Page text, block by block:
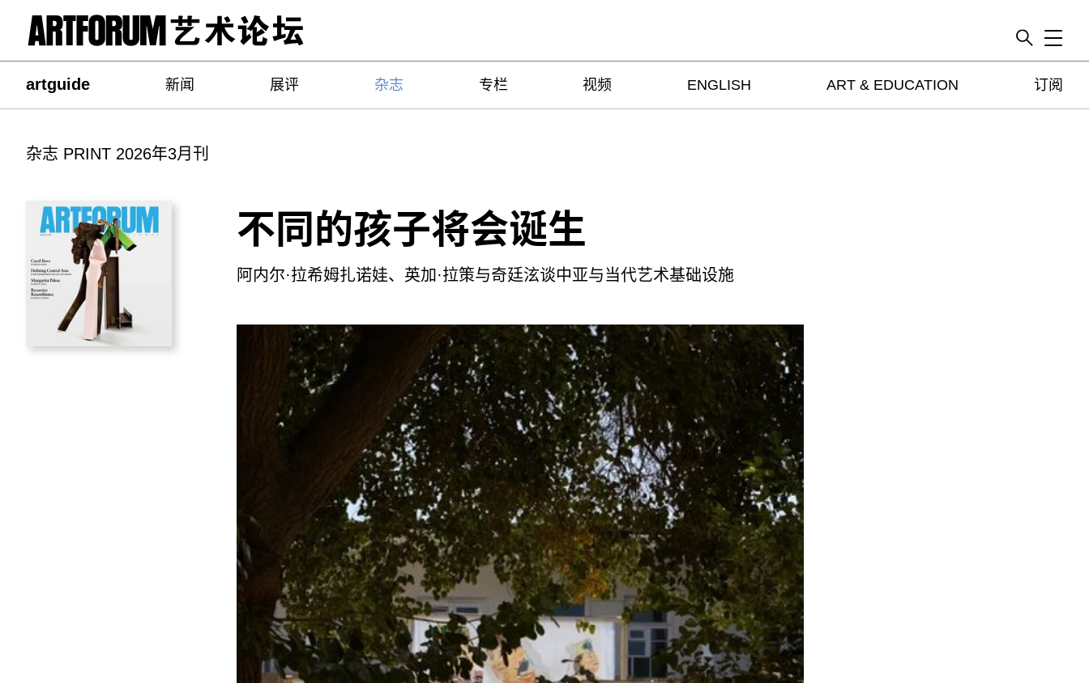
Toggle
artguide 新闻 展评 杂志 专栏 视频 ENGLISH ART & EDUCATION 订阅
杂志 PRINT 2026年3月刊
不同的孩子将会诞生
阿内尔·拉希姆扎诺娃、英加·拉策与奇廷泫谈中亚与当代艺术基础设施